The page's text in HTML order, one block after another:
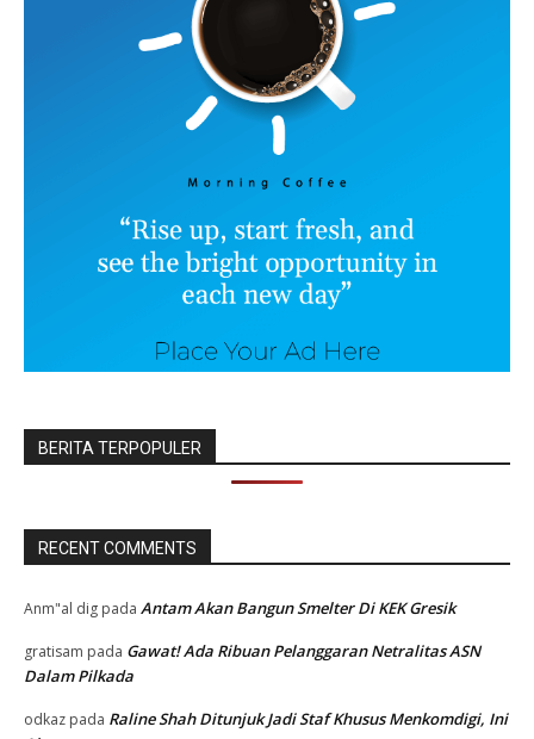
BERITA TERPOPULER
RECENT COMMENTS
Anm"al dig pada Antam Akan Bangun Smelter Di KEK Gresik
gratisam pada Gawat! Ada Ribuan Pelanggaran Netralitas ASN
Dalam Pilkada
odkaz pada Raline Shah Ditunjuk Jadi Staf Khusus Menkomdigi, Ini